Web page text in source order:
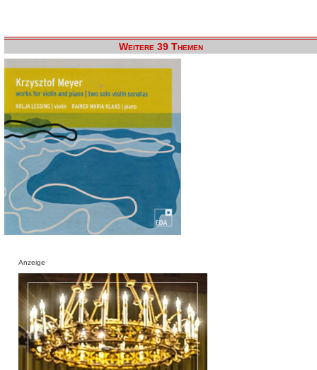
Weitere 39 Themen
Anzeige